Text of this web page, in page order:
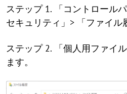
ステップ 1. 「コントロール
セキュリティ」> 「ファイル
ステップ 2. 「個人用ファイ
ます。